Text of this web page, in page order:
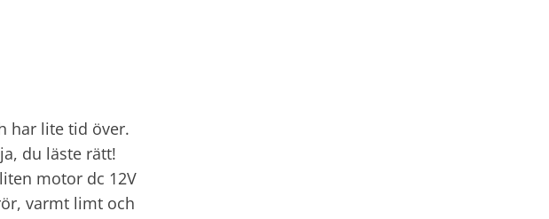
har lite tid över.
du läste rätt!
motor dc 12V
varmt limt och